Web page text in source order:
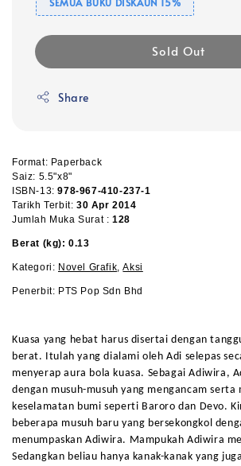
Sold Out
Share
Format: Paperback
Saiz: 5.5"x8"
ISBN-13:978-967-410-237-1
Tarikh Terbit: 30 Apr 2014
Jumlah Muka Surat : 128
Berat (kg): 0.13
Kategori: Novel Grafik,Aksi
Penerbit: PTS Pop Sdn Bhd
Kuasa yang hebat harus disertai dengan
berat. Itulah yang dialami oleh Adi selepas
menyerap aura bola kuasa. Sebagai Adiwira,
dengan musuh-musuh yang mengancam serta
keselamatan bumi seperti Baroro dan Devo.
beberapa musuh baru yang bersekongkol
menumpaskan Adiwira. Mampukah Adiwira
Sedangkan beliau hanya kanak-kanak yang